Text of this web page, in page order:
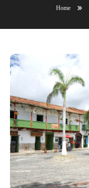
Home